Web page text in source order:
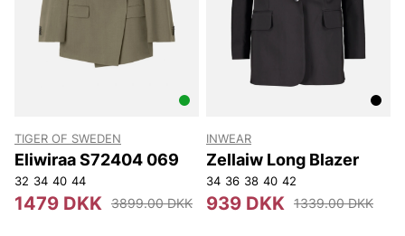
TIGER OF SWEDEN
Eliwiraa S72404 069
32 34 40 44
1479 DKK 3899.00 DKK
INWEAR
Zellaiw Long Blazer
34 36 38 40 42
939 DKK 1339.00 DKK